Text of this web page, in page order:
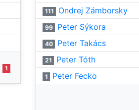
1
111 Ondrej Zámborsky
99 Peter Sýkora
40 Peter Takács
21 Peter Tóth
1 Peter Fecko